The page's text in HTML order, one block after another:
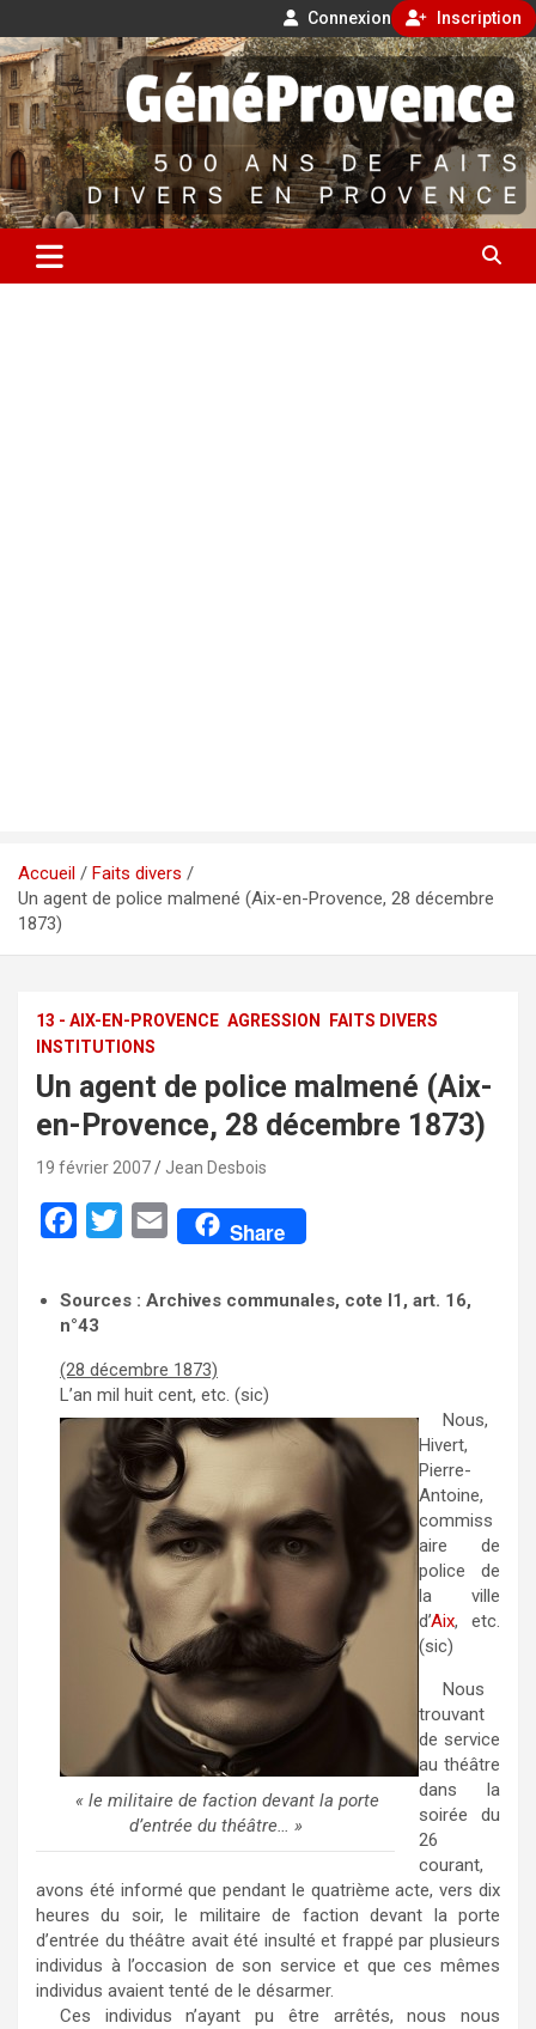
Connexion Inscription
Aller
au
contenu
GénéProvence
500 ans de faits divers en Provence
Accueil
Faits divers
Un agent de police malmené (Aix-en-Provence, 28 décembre
1873)
13 - AIX-EN-PROVENCE AGRESSION
FAITS DIVERS
INSTITUTIONS
Un agent de police malmené (Aix-
en-Provence, 28 décembre 1873)
19 février 2007 Jean Desbois
c
e
b
o
k
i
t
e
E
a
Share
Sources : Archives communales, cote I1, art. 16,
n°43
(28 décembre 1873)
L’an mil huit cent, etc. (sic)
« le militaire de faction devant la porte
d’entrée du théâtre… »
Nous,
Hivert,
Pierre-
Antoine,
commiss
aire de
police de
la ville
d’Aix, etc.
(sic)
Nous
trouvant
de service
au théâtre
dans la
soirée du
26
courant,
avons été informé que pendant le quatrième acte, vers dix
heures du soir, le militaire de faction devant la porte
d’entrée du théâtre avait été insulté et frappé par plusieurs
individus à l’occasion de son service et que ces mêmes
individus avaient tenté de le désarmer.
Ces individus n’ayant pu être arrêtés, nous nous